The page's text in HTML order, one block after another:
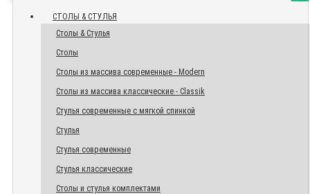
СТОЛЫ & СТУЛЬЯ
Столы & Стулья
Столы
Столы из массива современные - Modern
Столы из массива классические - Classik
Стулья современные с мягкой спинкой
Стулья
Стулья современные
Стулья классические
Столы и стулья комплектами